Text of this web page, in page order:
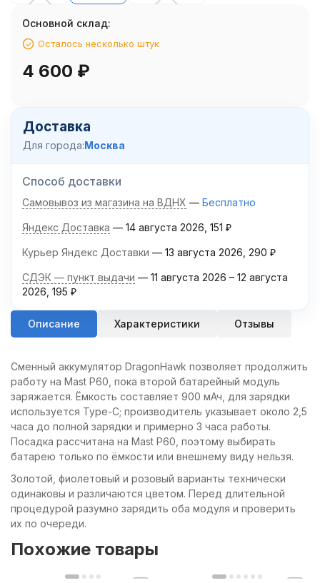
Основной склад:
Осталось несколько штук
4 600 ₽
Доставка
Для города:Москва
Способ доставки
Самовывоз из магазина на ВДНХ Бесплатно
Яндекс Доставка 14 августа 2026 151 ₽
Курьер Яндекс Доставки 13 августа 2026 290 ₽
СДЭК — пункт выдачи 11 августа 2026 – 12 августа
2026 195 ₽
Описание Характеристики Отзывы
Сменный аккумулятор DragonHawk позволяет продолжить
работу на Mast P60, пока второй батарейный модуль
заряжается. Ёмкость составляет 900 мАч, для зарядки
используется Type-C; производитель указывает около 2,5
часа до полной зарядки и примерно 3 часа работы.
Посадка рассчитана на Mast P60, поэтому выбирать
батарею только по ёмкости или внешнему виду нельзя.
Золотой, фиолетовый и розовый варианты технически
одинаковы и различаются цветом. Перед длительной
процедурой разумно зарядить оба модуля и проверить
их по очереди.
Похожие товары